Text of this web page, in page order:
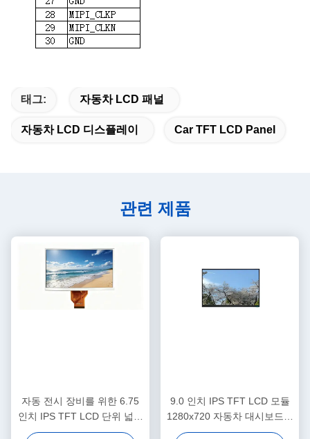
태그: 자동차 LCD 패널
자동차 LCD 디스플레이 Car TFT LCD Panel
관련 제품
자동 전시 장비를 위한 6.75
인치 IPS TFT LCD 단위 넓은
보기 패널
9.0 인치 IPS TFT LCD 모듈
1280x720 자동차 대시보드용
LVDS 디스플레이